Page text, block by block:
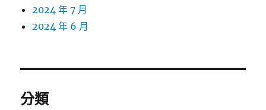
2024 年 7 月
2024 年 6 月
分類